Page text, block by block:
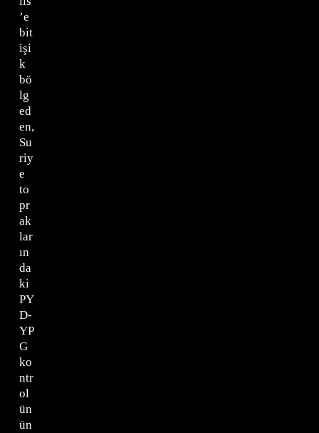
’e
bit
işi
k
bö
lg
ed
en,
Su
riy
e
to
pr
ak
lar
ın
da
ki
PY
D-
YP
G
ko
ntr
ol
ün
ün